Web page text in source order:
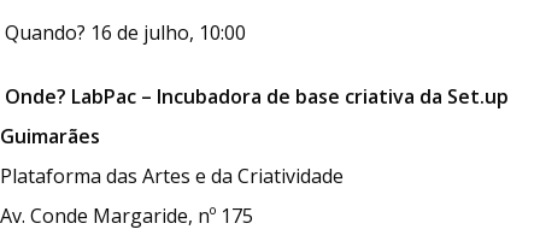
Quando? 16 de julho, 10:00
Onde? LabPac – Incubadora de base criativa da Set.up
Guimarães
Plataforma das Artes e da Criatividade
Av. Conde Margaride, nº 175